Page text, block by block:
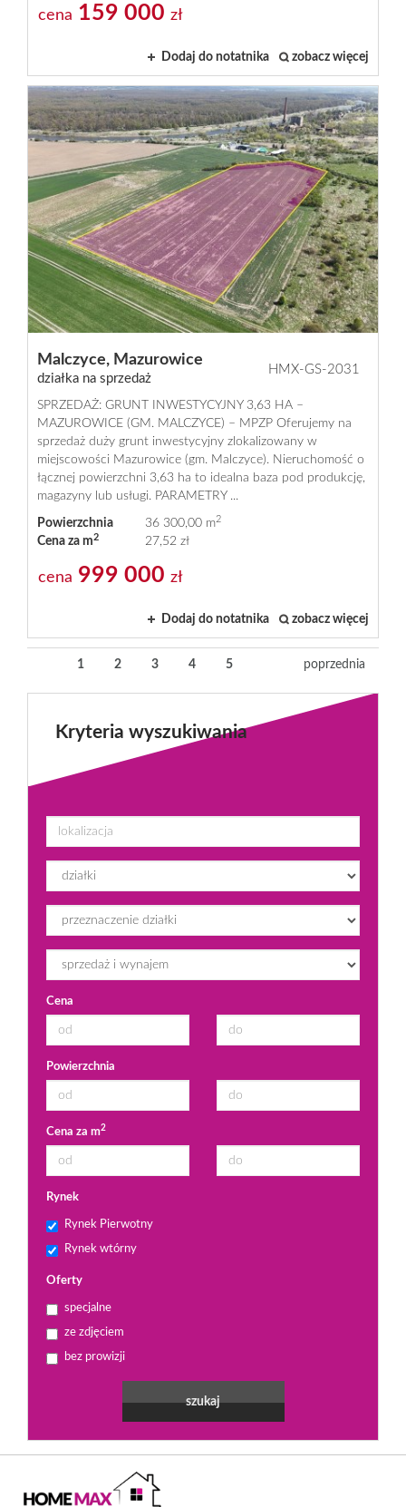
cena 159 000 zł
Dodaj do notatnika zobacz więcej
Malczyce, Mazurowice
działka na sprzedaż
HMX-GS-2031
SPRZEDAŻ: GRUNT INWESTYCYJNY 3,63 HA –
MAZUROWICE (GM. MALCZYCE) – MPZP Oferujemy na
sprzedaż duży grunt inwestycyjny zlokalizowany w
miejscowości Mazurowice (gm. Malczyce). Nieruchomość o
łącznej powierzchni 3,63 ha to idealna baza pod produkcję,
magazyny lub usługi. PARAMETRY ...
Powierzchnia 36 300,00 m2
Cena za m2 27,52 zł
cena 999 000 zł
Dodaj do notatnika zobacz więcej
1 2 3 4 5 poprzednia
Kryteria wyszukiwania
Cena
Powierzchnia
Cena za m2
Rynek
Rynek Pierwotny
Rynek wtórny
Oferty
specjalne
ze zdjęciem
bez prowizji